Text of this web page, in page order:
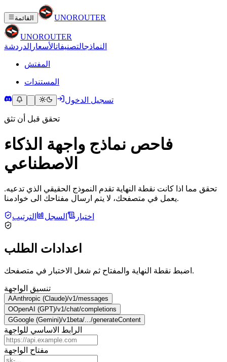
القائمة UNOROUTER
UNOROUTER
النماذجالتصنيفاتالأسعار الدردشة
المفتش
المستندات
تسجيل الدخول
تحقق قبل أن تثق
فاحص نماذج واجهة الذكاء
الاصطناعي
تحقق مما اذا كانت نقطة النهاية تقدم النموذج الحقيقي الذي تدعيه.
يعمل في متصفحك، لا يتم ارسال مفتاحك الى خوادمنا.
اختبار السجل الترتيب
اعدادات الطلب
اضبط نقطة النهاية والمفتاح ثم شغل الاختبار في متصفحك.
تنسيق الواجهة
AAnthropic (Claude)/v1/messages
OOpenAI (GPT)/v1/chat/completions
GGoogle (Gemini)/v1beta/.../generateContent
الرابط الاساسي للواجهة
مفتاح الواجهة